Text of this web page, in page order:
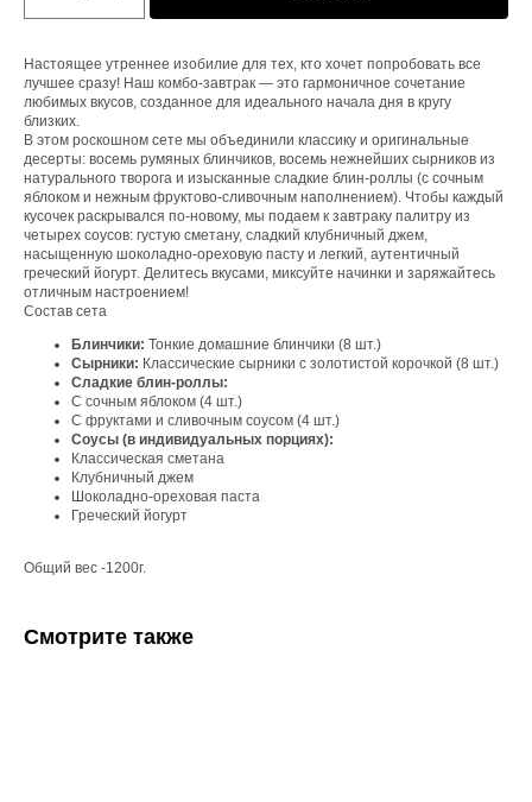
Настоящее утреннее изобилие для тех, кто хочет попробовать все
лучшее сразу! Наш комбо-завтрак — это гармоничное сочетание
любимых вкусов, созданное для идеального начала дня в кругу
близких.
В этом роскошном сете мы объединили классику и оригинальные
десерты: восемь румяных блинчиков, восемь нежнейших сырников из
натурального творога и изысканные сладкие блин-роллы (с сочным
яблоком и нежным фруктово-сливочным наполнением). Чтобы каждый
кусочек раскрывался по-новому, мы подаем к завтраку палитру из
четырех соусов: густую сметану, сладкий клубничный джем,
насыщенную шоколадно-ореховую пасту и легкий, аутентичный
греческий йогурт. Делитесь вкусами, миксуйте начинки и заряжайтесь
отличным настроением!
Состав сета
Блинчики: Тонкие домашние блинчики (8 шт.)
Сырники: Классические сырники с золотистой корочкой (8 шт.)
Сладкие блин-роллы:
С сочным яблоком (4 шт.)
С фруктами и сливочным соусом (4 шт.)
Соусы (в индивидуальных порциях):
Классическая сметана
Клубничный джем
Шоколадно-ореховая паста
Греческий йогурт
Общий вес -1200г.
Смотрите также